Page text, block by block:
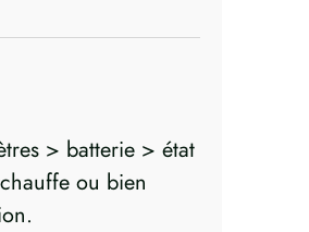
> batterie > état
ou bien